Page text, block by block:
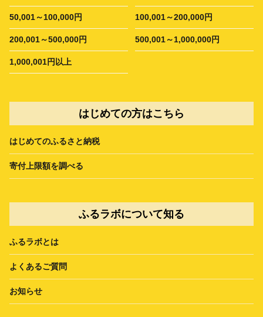
50,001～100,000円 100,001～200,000円
200,001～500,000円 500,001～1,000,000円
1,000,001円以上
はじめての方はこちら
はじめてのふるさと納税
寄付上限額を調べる
ふるラボについて知る
ふるラボとは
よくあるご質問
お知らせ